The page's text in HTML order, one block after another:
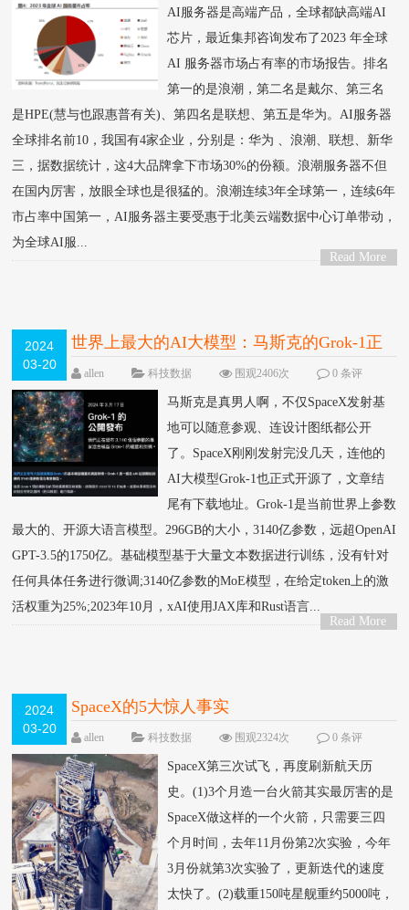
AI服务器是高端产品，全球都缺高端AI
芯片，最近集邦咨询发布了2023 年全球
AI 服务器市场占有率的市场报告。排名
第一的是浪潮，第二名是戴尔、第三名
是HPE(慧与也跟惠普有关)、第四名是联想、第五是华为。AI服务器
全球排名前10，我国有4家企业，分别是：华为 、浪潮、联想、新华
三，据数据统计，这4大品牌拿下市场30%的份额。浪潮服务器不但
在国内厉害，放眼全球也是很猛的。浪潮连续3年全球第一，连续6年
市占率中国第一，AI服务器主要受惠于北美云端数据中心订单带动，
为全球AI服...
Read More
2024
03-20
世界上最大的AI大模型：马斯克的Grok-1正
式开源
allen 科技数据 围观2406次
0 条评
论
马斯克是真男人啊，不仅SpaceX发射基
地可以随意参观、连设计图纸都公开
了。SpaceX刚刚发射完没几天，连他的
AI大模型Grok-1也正式开源了，文章结
尾有下载地址。Grok-1是当前世界上参数
最大的、开源大语言模型。296GB的大小，3140亿参数，远超OpenAI
GPT-3.5的1750亿。基础模型基于大量文本数据进行训练，没有针对
任何具体任务进行微调;3140亿参数的MoE模型，在给定token上的激
活权重为25%;2023年10月，xAI使用JAX库和Rust语言...
Read More
2024
03-20
SpaceX的5大惊人事实
allen 科技数据 围观2324次
0 条评
论
SpaceX第三次试飞，再度刷新航天历
史。(1)3个月造一台火箭其实最厉害的是
SpaceX做这样的一个火箭，只需要三四
个月时间，去年11月份第2次实验，今年
3月份就第3次实验了，更新迭代的速度
太快了。(2)载重150吨星舰重约5000吨，